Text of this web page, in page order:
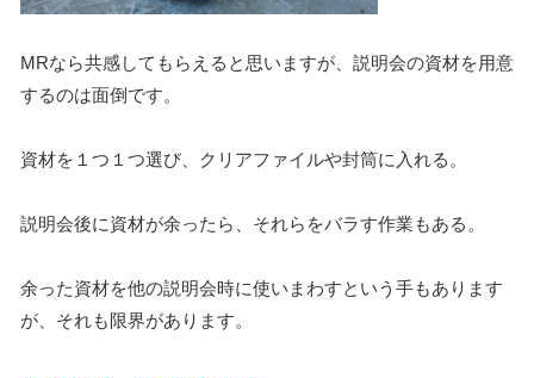
MRなら共感してもらえると思いますが、説明会の資材を用意
するのは面倒です。
資材を１つ１つ選び、クリアファイルや封筒に入れる。
説明会後に資材が余ったら、それらをバラす作業もある。
余った資材を他の説明会時に使いまわすという手もあります
が、それも限界があります。